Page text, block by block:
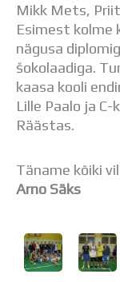
Mikk Mets,
Esimest
nägusa
šokolaadiga.
kaasa kooli
Lille Paalo ja
Räästas.
Täname kõiki
Arno Säks